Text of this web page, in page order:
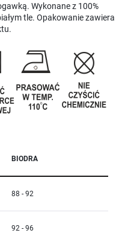
Wykonane z 100%
tle. Opakowanie zawiera
BIODRA
88 - 92
92 - 96